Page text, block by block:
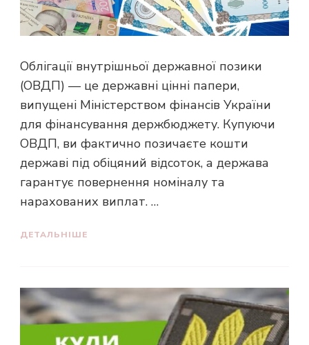
Облігації внутрішньої державної позики
(ОВДП) — це державні цінні папери,
випущені Міністерством фінансів України
для фінансування держбюджету. Купуючи
ОВДП, ви фактично позичаєте кошти
державі під обіцяний відсоток, а держава
гарантує повернення номіналу та
нарахованих виплат. …
ДЕТАЛЬНІШЕ